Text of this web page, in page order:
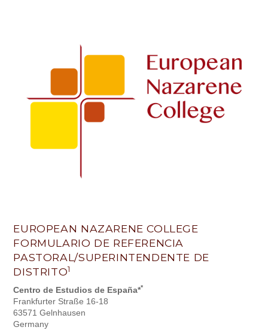
EUROPEAN NAZARENE COLLEGE
FORMULARIO DE REFERENCIA
PASTORAL/SUPERINTENDENTE DE
DISTRITO1
Centro de Estudios de España**
Frankfurter Straße 16-18
63571 Gelnhausen
Germany